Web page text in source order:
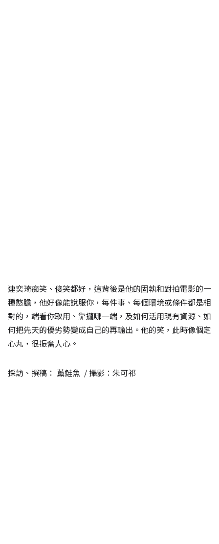
連奕琦痴笑、傻笑都好，這背後是他的固執和對拍電影的一
種憨膽，他好像能說服你，每件事、每個環境或條件都是相
對的，端看你取用、靠攏哪一端，及如何活用現有資源、如
何把先天的優劣勢變成自己的再輸出。他的笑，此時像個定
心丸，很振奮人心。
採訪、撰稿： 薰鮭魚 / 攝影：朱可祁